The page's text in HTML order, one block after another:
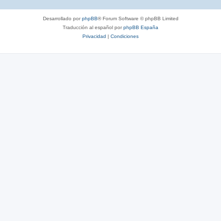
Desarrollado porphpBB® Forum Software © phpBB Limited
Traducción al español porphpBB España
Privacidad | Condiciones